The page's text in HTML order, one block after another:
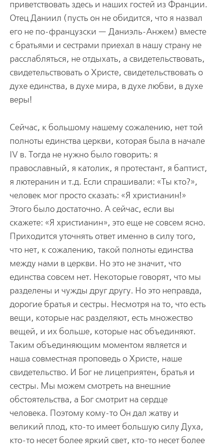
приветствовать здесь и наших гостей из Франции.
Отец Даниил (пусть он не обидится, что я назвал
его не по-французски — Даниэль-Анжем) вместе
с братьями и сестрами приехал в нашу страну не
расслабляться, не отдыхать, а свидетельствовать,
свидетельствовать о Христе, свидетельствовать о
духе единства, в духе мира, в духе любви, в духе
веры!
Сейчас, к большому нашему сожалению, нет той
полноты единства церкви, которая была в начале
IV в. Тогда не нужно было говорить: я
православный, я католик, я протестант, я баптист,
я лютеранин и т.д. Если спрашивали: «Ты кто?»,
человек мог просто сказать: «Я христианин!»
Этого было достаточно. А сейчас, если вы
скажете: «Я христианин», это еще не совсем ясно.
Приходится уточнять ответ именно в силу того,
что нет, к сожалению, такой полноты единства
между нами в церкви. Но это не значит, что
единства совсем нет. Некоторые говорят, что мы
разделены и чужды друг другу. Но это неправда,
дорогие братья и сестры. Несмотря на то, что есть
вещи, которые нас разделяют, есть множество
вещей, и их больше, которые нас объединяют.
Таким объединяющим моментом является и
наша совместная проповедь о Христе, наше
свидетельство. И Бог не лицеприятен, братья и
сестры. Мы можем смотреть на внешние
обстоятельства, а Бог смотрит на сердце
человека. Поэтому кому-то Он дал жатву и
великий плод, кто-то имеет большую силу Духа,
кто-то несет более яркий свет, кто-то несет более